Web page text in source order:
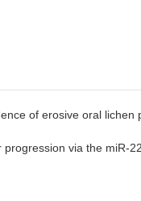
of erosive oral
via the miR-